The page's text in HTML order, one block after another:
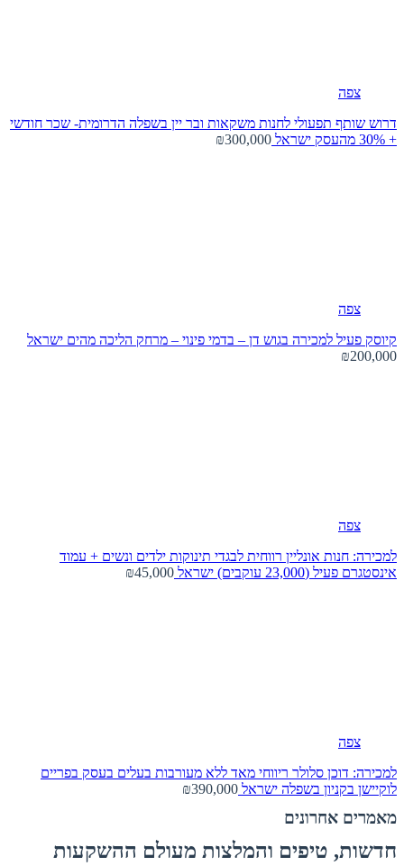
צפה
דרוש שותף תפעולי לחנות משקאות ובר יין בשפלה הדרומית- שכר חודשי
+ 30% מהעסק
ישראל ₪300,000
צפה
קיוסק פעיל למכירה בגוש דן – בדמי פינוי – מרחק הליכה מהים ישראל
₪200,000
צפה
למכירה: חנות אונליין רווחית לבגדי תינוקות ילדים ונשים + עמוד
אינסטגרם פעיל (23,000 עוקבים)
ישראל ₪45,000
צפה
למכירה: דוכן סלולר ריווחי מאד ללא מעורבות בעלים בעסק בפריים
לוקיישן בקניון בשפלה ישראל ₪390,000
מאמרים אחרונים
חדשות, טיפים והמלצות מעולם ההשקעות